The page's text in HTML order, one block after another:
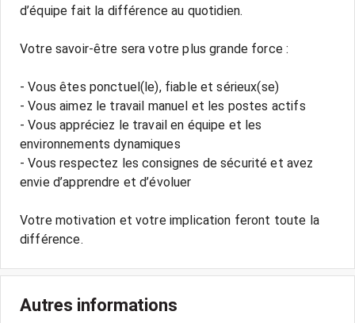
d’équipe fait la différence au quotidien.
Votre savoir-être sera votre plus grande force :
- Vous êtes ponctuel(le), fiable et sérieux(se)
- Vous aimez le travail manuel et les postes actifs
- Vous appréciez le travail en équipe et les
environnements dynamiques
- Vous respectez les consignes de sécurité et avez
envie d’apprendre et d’évoluer
Votre motivation et votre implication feront toute la
différence.
Autres informations